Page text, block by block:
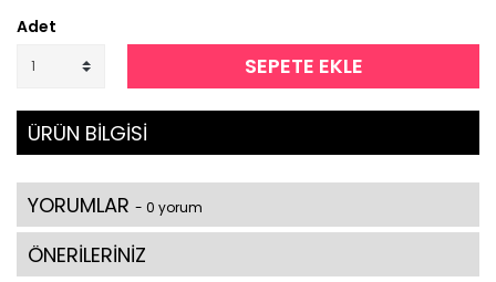
Adet
SEPETE EKLE
ÜRÜN BİLGİSİ
YORUMLAR - 0 yorum
ÖNERİLERİNİZ